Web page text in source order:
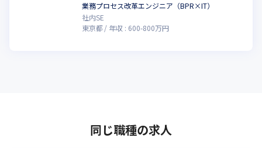
業務プロセス改革エンジニア（BPR×IT）
社内SE
東京都
年収 : 600-800万円
同じ職種の求人